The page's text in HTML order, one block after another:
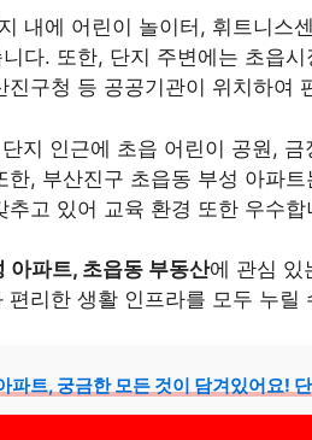
내에 어린이 놀이터, 휘트니스
다. 또한, 단지 주변에는 초읍
진구청 등 공공기관이 위치하여
지 인근에 초읍 어린이 공원,
한, 부산진구 초읍동 부성 아파
추고 있어 교육 환경 또한 우수합
아파트, 초읍동 부동산에 관심 있
편리한 생활 인프라를 모두 누
파트, 궁금한 모든 것이 담겨있어요!